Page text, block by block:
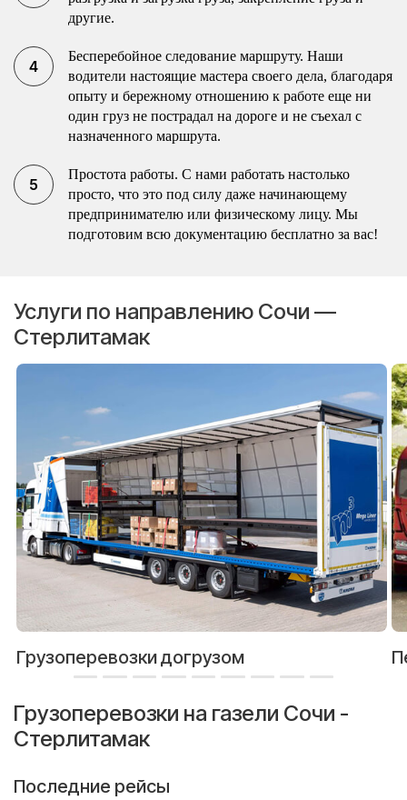
другие.
Бесперебойное следование маршруту. Наши
водители настоящие мастера своего дела, благодаря
опыту и бережному отношению к работе еще ни
один груз не пострадал на дороге и не съехал с
назначенного маршрута.
Простота работы. С нами работать настолько
просто, что это под силу даже начинающему
предпринимателю или физическому лицу. Мы
подготовим всю документацию бесплатно за вас!
Услуги по направлению Сочи —
Стерлитамак
Грузоперевозки догрузом
Грузоперевозки на газели Сочи -
Стерлитамак
Последние рейсы